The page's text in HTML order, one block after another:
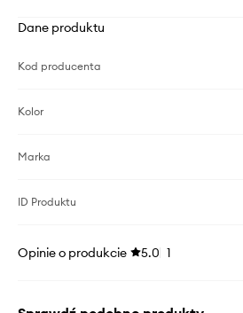
Dane produktu
Kod producenta
Kolor
Marka
ID Produktu
Opinie o produkcie 5.0 1